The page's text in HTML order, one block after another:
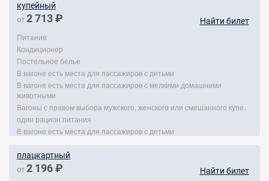
купейный
от 2 713 ₽ Найти билет
Питание
Кондиционер
Постельное белье
В вагоне есть места для пассажиров с детьми
В вагоне есть места для пассажиров с мелкими домашними
животными
Вагоны с правом выбора мужского, женского или смешанного купе.
один рацион питания
В вагоне есть места для пассажиров с детьми
плацкартный
от 2 196 ₽ Найти билет